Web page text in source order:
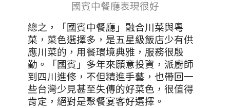
國賓中餐廳表現很好
總之，「國賓中餐廳」融合川菜與粵
菜，菜色選擇多，是五星級飯店少有供
應川菜的，用餐環境典雅，服務很殷
勤。
「國賓」多年來願意投資，派廚師
到四川進修，不但精進手藝，也帶回一
些台灣少見甚至失傳的好菜色，很值得
肯定，絕對是聚餐宴客好選擇。